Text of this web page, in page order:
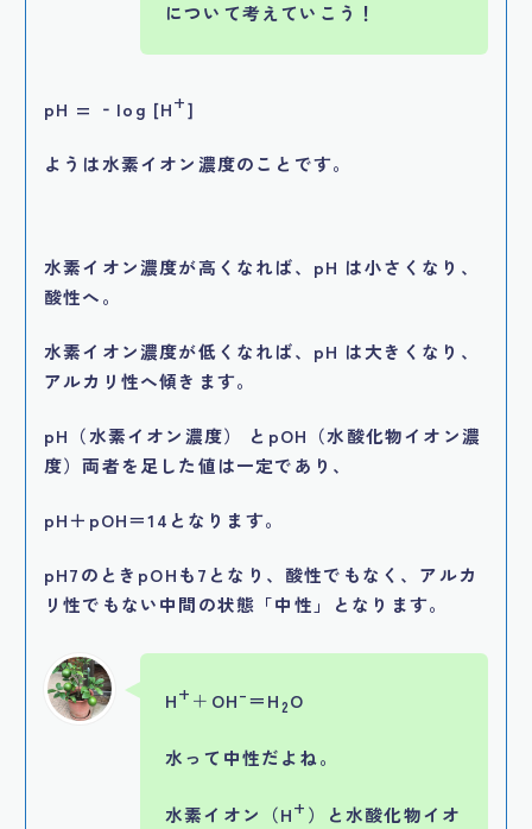
について考えていこう！
pH = ‐log [H+]
ようは水素イオン濃度のことです。
水素イオン濃度が高くなれば、pH は小さくなり、
酸性へ。
水素イオン濃度が低くなれば、pH は大きくなり、
アルカリ性へ傾きます。
pH（水素イオン濃度） とpOH（水酸化物イオン濃
度）両者を足した値は一定であり、
pH＋pOH＝14となります。
pH7のときpOHも7となり、酸性でもなく、アルカ
リ性でもない中間の状態「中性」となります。
H+ ＋ OH–＝H2O
水って中性だよね。
水素イオン（H+ ）と水酸化物イオ